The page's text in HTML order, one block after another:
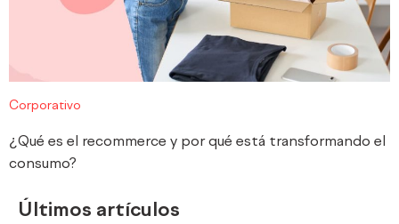
Corporativo
¿Qué es el recommerce y por qué está transformando el
consumo?
Últimos artículos